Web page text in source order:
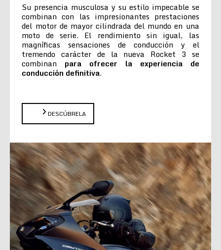
Su presencia musculosa y su estilo impecable se
combinan con las impresionantes prestaciones
del motor de mayor cilindrada del mundo en una
moto de serie. El rendimiento sin igual, las
magníficas sensaciones de conducción y el
tremendo carácter de la nueva Rocket 3 se
combinan para ofrecer la experiencia de
conducción definitiva.
DESCÚBRELA